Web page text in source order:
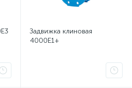
Задвижка клиновая
4000E1+